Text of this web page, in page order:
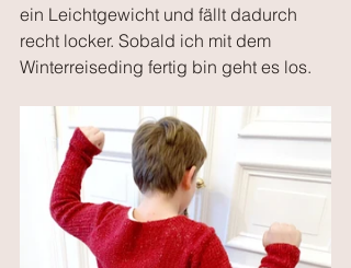
ein Leichtgewicht und fällt dadurch
recht locker. Sobald ich mit dem
Winterreiseding fertig bin geht es los.